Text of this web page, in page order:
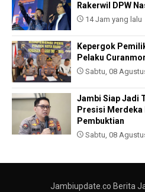
Rakerwil DPW
14 Jam yang lalu
Kepergok
Pelaku
Sabtu, 08
Jambi Siap Jadi
Presisi Merdeka
Pembuktian
Sabtu, 08
Jambiupdate.co Berita